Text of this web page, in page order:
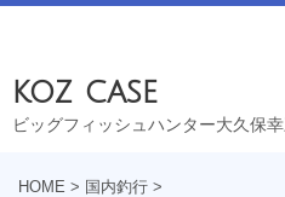
koz case
ビッグフィッシュハンター大久保
HOME > 国内釣行 >